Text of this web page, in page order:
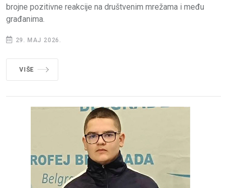
brojne pozitivne reakcije na društvenim mrežama i među
građanima.
29. MAJ 2026.
VIŠE